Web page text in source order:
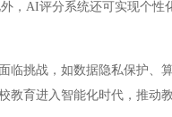
，AI评分系统还可实现个
挑战，如数据隐私保护、算
教育进入智能化时代，推动